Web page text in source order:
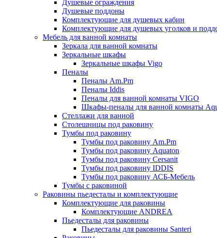
Душевые ограждения
Душевые поддоны
Комплектующие для душевых кабин
Комплектующие для душевых уголков и
Мебель для ванной комнаты
Зеркала для ванной комнаты
Зеркальные шкафы
Зеркальные шкафы Vigo
Пеналы
Пеналы Am.Pm
Пеналы Iddis
Пеналы для ванной комнаты VIGO
Шкафы-пеналы для ванной комнаты
Стеллажи для ванной
Столешницы под раковину
Тумбы под раковину
Тумбы под раковину Am.Pm
Тумбы под раковину Aquaton
Тумбы под раковину Cersanit
Тумбы под раковину IDDIS
Тумбы под раковину АСБ-Мебель
Тумбы с раковиной
Раковины пьедесталы и комплектующие
Комплектующие для раковины
Комплектующие ANDREA
Пьедесталы для раковины
Пьедесталы для раковины Santeri